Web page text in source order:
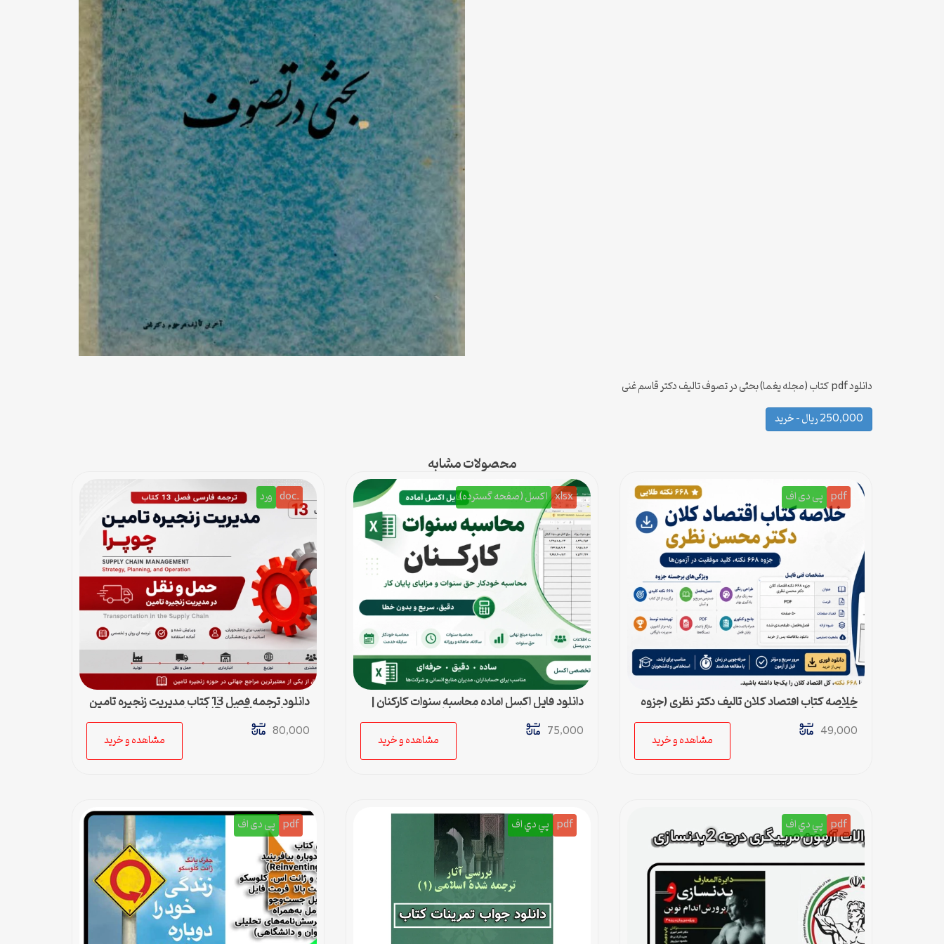
دانلود pdf کتاب (مجله یغما) بحثی در تصوف تالیف دکتر قاسم غنی
250,000 ریال – خرید
محصولات مشابه
pdf پی دی اف
خلاصه کتاب اقتصاد کلان تالیف دکتر نظری (جزوه
668 نکته)
49,000
مشاهده و خرید
xlsx اکسل (صفحه گسترده)
دانلود فایل اکسل آماده محاسبه سنوات کارکنان |
محاسبه خودکار حق سنوات و پایان کار
75,000
مشاهده و خرید
.doc ورد
دانلود ترجمه فصل 13 کتاب مدیریت زنجیره تامین
چوپرا (Sunil Chopra) | حمل و نقل در زنجیره
تامین
80,000
مشاهده و خرید
pdf پي دي اف pdf پي دي اف pdf پی دی اف